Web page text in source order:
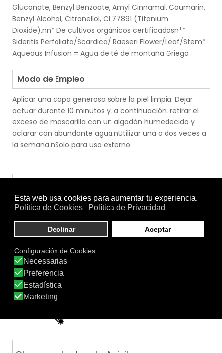
Gluconate, Benzyl Benzoate, Amyl Cinnamal, Coumarin,
Benzyl Alcohol, Citronellol, CI 77891 (Titanium
Dioxide).nn* De cultivos orgánicos certificadosn**
Sideritis Perfoliata/Scardica/ Raeseri Flower/Leaf/Stem*
Aqueous Infusion = Agua de té de montaña Griego
Modo de Empleo
Aplicar una capa generosa sobre la piel limpia. Dejar
actuar durante 10 minutos y, a continuación, retirar el
exceso de mascarilla con un algodón humedecido y
aclarar con abundante agua.nUtilizar una o dos veces a
la semana.nSolo para uso externo.
Uso
Hombre|Mujer |Piel Grasa|Piel Mixta|Piel Normal|Piel
Seca|Piel Sensible|Pieles con Problemas|Rostro
Función
Mascarilla
Textura
Tratamiento
de: